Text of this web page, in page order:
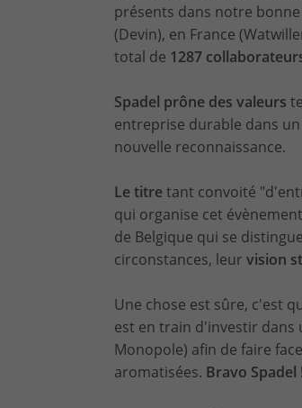
présents dans notre
(Devin), en France
total de 1287
Spadel prône des valeurs
entreprise durable dans
nouvelle reconnaissance.
Le titretant convoité
qui organise cet
de Belgique qui se
circonstances, leur vision
Une chose est sûre, c'est
est en train d'investir dans
Monopole) afin de faire
aromatisées. Bravo Spadel !